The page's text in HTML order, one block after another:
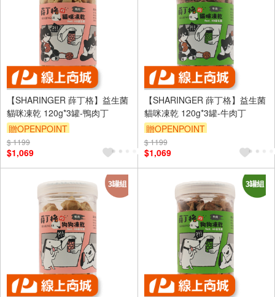
【SHARINGER 薛丁格】益生菌
貓咪凍乾 120g*3罐-鴨肉丁
贈OPENPOINT
$ 1199
$1,069
【SHARINGER 薛丁格】益生菌
貓咪凍乾 120g*3罐-牛肉丁
贈OPENPOINT
$ 1199
$1,069